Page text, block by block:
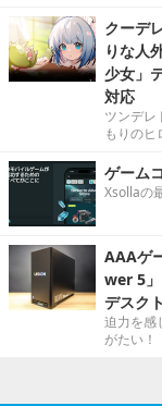
クーデ
りな人
少女」
対応
ツンデレ
もりのヒ
ゲーム
Xsollaの
AAAゲ
wer 5
デスク
迫力を感
がたい！